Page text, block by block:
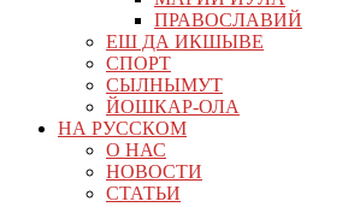
ПРАВОСЛАВИЙ
ЕШ ДА ИКШЫВЕ
СПОРТ
СЫЛНЫМУТ
ЙОШКАР-ОЛА
НА РУССКОМ
О НАС
НОВОСТИ
СТАТЬИ